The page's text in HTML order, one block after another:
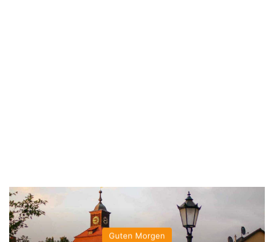
Guten Morgen